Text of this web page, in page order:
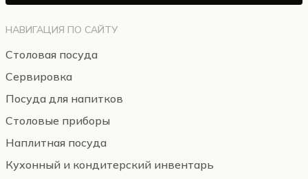
НАВИГАЦИЯ ПО САЙТУ
Столовая посуда
Сервировка
Посуда для напитков
Столовые приборы
Наплитная посуда
Кухонный и кондитерский инвентарь